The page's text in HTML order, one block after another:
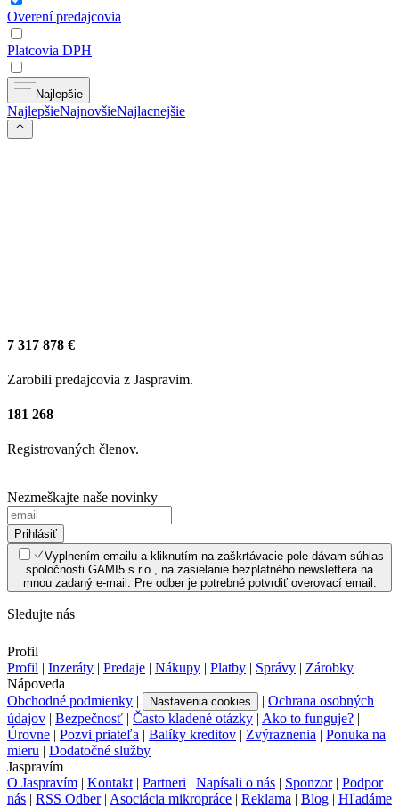
Overení predajcovia
Platcovia DPH
Najlepšie
NajlepšieNajnovšieNajlacnejšie
7 317 878 €
Zarobili predajcovia z Jaspravim.
181 268
Registrovaných členov.
Nezmeškajte naše novinky
Prihlásiť
Vyplnením emailu a kliknutím na zaškrtávacie pole dávam súhlas
spoločnosti GAMI5 s.r.o., na zasielanie bezplatného newslettera na
mnou zadaný e-mail. Pre odber je potrebné potvrdiť overovací email.
Sledujte nás
Profil
Profil | Inzeráty | Predaje | Nákupy | Platby | Správy | Zárobky
Nápoveda
Obchodné podmienky | Nastavenia cookies | Ochrana osobných
údajov | Bezpečnosť | Často kladené otázky | Ako to funguje? |
Úrovne | Pozvi priateľa | Balíky kreditov | Zvýraznenia | Ponuka na
mieru | Dodatočné služby
Jaspravím
O Jaspravím | Kontakt | Partneri | Napísali o nás | Sponzor| Podpor
nás | RSS Odber| Asociácia mikropráce | Reklama | Blog | Hľadáme